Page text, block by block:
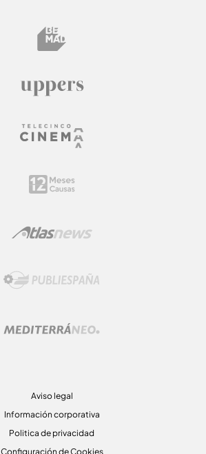
Aviso legal
Información corporativa
Politica de privacidad
Configuración de Cookies